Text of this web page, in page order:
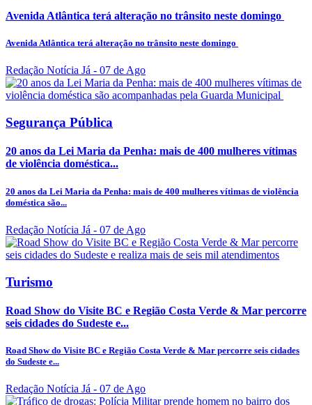
Avenida Atlântica terá alteração no trânsito neste domingo
Avenida Atlântica terá alteração no trânsito neste domingo
Redação Notícia Já - 07 de Ago
Segurança Pública
20 anos da Lei Maria da Penha: mais de 400 mulheres vítimas
de violência doméstica...
20 anos da Lei Maria da Penha: mais de 400 mulheres vítimas de violência
doméstica são...
Redação Notícia Já - 07 de Ago
Turismo
Road Show do Visite BC e Região Costa Verde & Mar percorre
seis cidades do Sudeste e...
Road Show do Visite BC e Região Costa Verde & Mar percorre seis cidades
do Sudeste e...
Redação Notícia Já - 07 de Ago